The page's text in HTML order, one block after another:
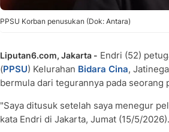
PPSU Korban penusukan (Dok: Antara)
Liputan6.com, Jakarta - Endri (52)
(PPSU) Kelurahan Bidara Cina,
bermula dari tegurannya pada
"Saya ditusuk setelah saya menegur
kata Endri di Jakarta, Jumat (15/5/2026).